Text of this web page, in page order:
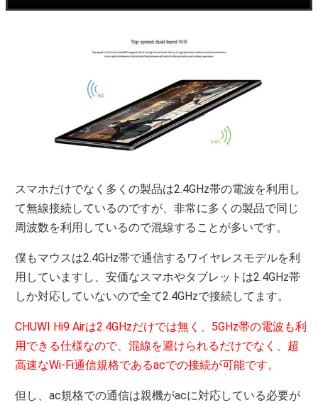
スマホだけでなく多くの製品は2.4GHz帯の電波を利用し
て無線接続しているのですが、非常に多くの製品で同じ
周波数を利用しているので混線することが多いです。
僕もマウスは2.4GHz帯で通信するワイヤレスモデルを利
用していますし、安価なスマホやタブレットは2.4GHz帯
しか対応していないので全て2.4GHzで接続してます。
CHUWI Hi9 Airは2.4GHzだけでは無く、5GHz帯の電波も利
用できる仕様なので、混線を避けられるだけでなく、超
高速なWi-Fi通信規格であるacでの接続が可能です。
但し、ac規格での通信は親機がacに対応している必要が